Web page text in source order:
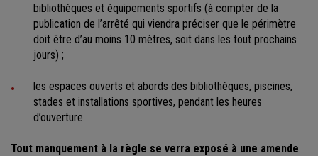
bibliothèques et équipements sportifs (à compter de la
publication de l’arrêté qui viendra préciser que le périmètre
doit être d’au moins 10 mètres, soit dans les tout prochains
jours) ;
les espaces ouverts et abords des bibliothèques, piscines,
stades et installations sportives, pendant les heures
d’ouverture.
Tout manquement à la règle se verra exposé à une amende